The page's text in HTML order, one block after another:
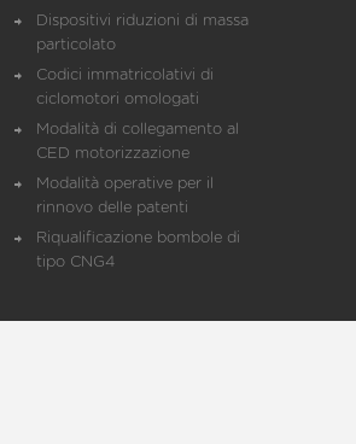
Dispositivi riduzioni di massa
particolato
Codici immatricolativi di
ciclomotori omologati
Modalità di collegamento al
CED motorizzazione
Modalità operative per il
rinnovo delle patenti
Riqualificazione bombole di
tipo CNG4